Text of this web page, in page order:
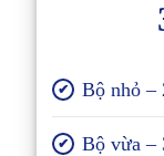
✔ Bộ nhỏ –
✔ Bộ vừa –